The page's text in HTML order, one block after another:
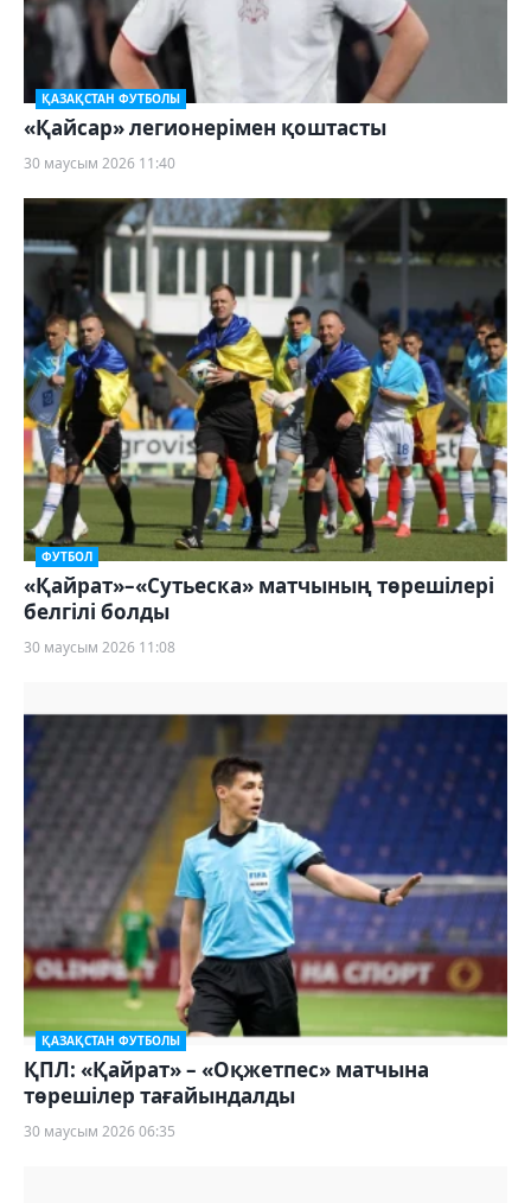
ҚАЗАҚСТАН ФУТБОЛЫ
«Қайсар» легионерімен қоштасты
30 маусым 2026 11:40
ФУТБОЛ
«Қайрат»–«Сутьеска» матчының төрешілері
белгілі болды
30 маусым 2026 11:08
ҚАЗАҚСТАН ФУТБОЛЫ
ҚПЛ: «Қайрат» – «Оқжетпес» матчына
төрешілер тағайындалды
30 маусым 2026 06:35